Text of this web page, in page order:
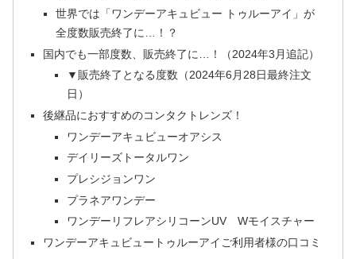
世界では「ワンデーアキュビュー トゥルーアイ」が
全度数販売終了に…！？
国内でも一部度数、販売終了に…！（2024年3月追記）
▼販売終了となる度数（2024年6月28日最終注文
日）
後継品におすすめのコンタクトレンズ！
ワンデーアキュビューオアシス
デイリーズトータルワン
プレシジョンワン
プラネアワンデー
ワンデーリフレアシリコーンUV Wモイスチャー
ワンデーアキュビュートゥルーアイご利用者様の口コミ